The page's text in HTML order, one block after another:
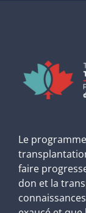
Le
faire
don et la